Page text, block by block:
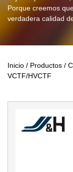
Porque creemos
verdadera calidad
Inicio / Productos /
VCTF/HVCTF